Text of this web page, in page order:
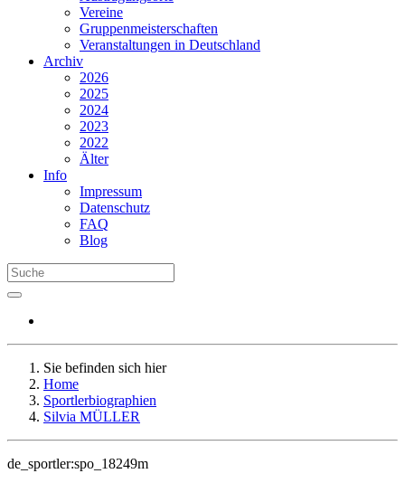
Vereine
Gruppenmeisterschaften
Veranstaltungen in Deutschland
Archiv
2026
2025
2024
2023
2022
Älter
Info
Impressum
Datenschutz
FAQ
Blog
Sie befinden sich hier
Home
Sportlerbiographien
Silvia MÜLLER
de_sportler:spo_18249m